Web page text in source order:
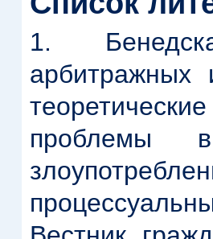
1.
арбитражных
проблемы